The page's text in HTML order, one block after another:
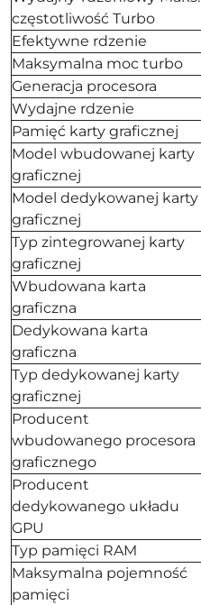
częstotliwość Turbo
Efektywne rdzenie
Maksymalna moc turbo
Generacja procesora
Wydajne rdzenie
Pamięć karty graficznej
Model wbudowanej karty
graficznej
Model dedykowanej karty
graficznej
Typ zintegrowanej karty
graficznej
Wbudowana karta
graficzna
Dedykowana karta
graficzna
Typ dedykowanej karty
graficznej
Producent
wbudowanego procesora
graficznego
Producent
dedykowanego układu
GPU
Typ pamięci RAM
Maksymalna pojemność
pamięci